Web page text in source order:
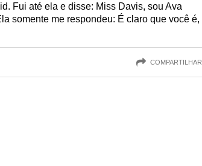
Fui até ela e disse: Miss Davis, sou Ava
somente me respondeu: É claro que você é,
COMPARTILHAR